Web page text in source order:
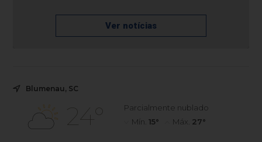
Ver notícias
Blumenau, SC
24°
Parcialmente nublado
Mín. 15° Máx. 27°